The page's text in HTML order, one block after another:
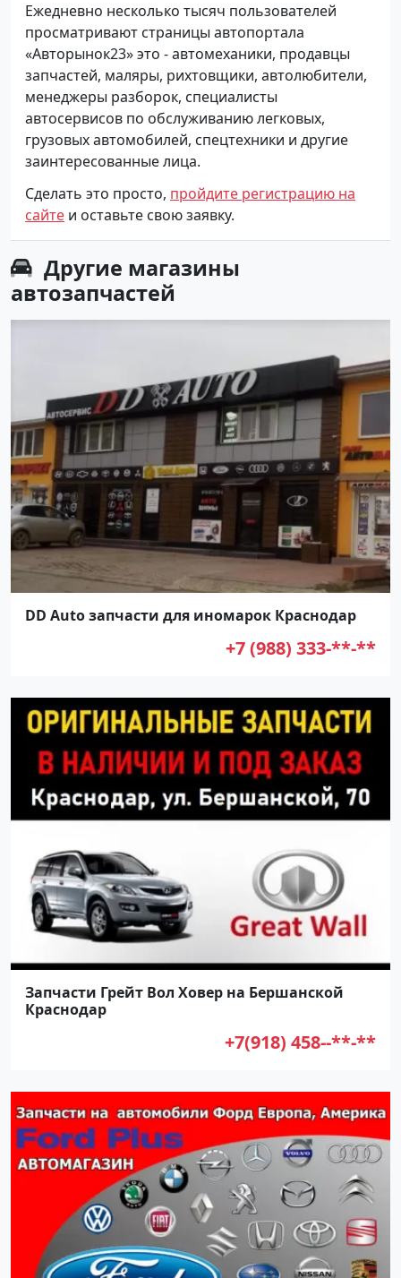
Ежедневно несколько тысяч пользователей
просматривают страницы автопортала
«Авторынок23» это - автомеханики, продавцы
запчастей, маляры, рихтовщики, автолюбители,
менеджеры разборок, специалисты
автосервисов по обслуживанию легковых,
грузовых автомобилей, спецтехники и другие
заинтересованные лица.
Сделать это просто, пройдите регистрацию на
сайте и оставьте свою заявку.
Другие магазины
автозапчастей
DD Auto запчасти для иномарок Краснодар
+7 (988) 333-**-**
Запчасти Грейт Вол Ховер на Бершанской
Краснодар
+7(918) 458--**-**